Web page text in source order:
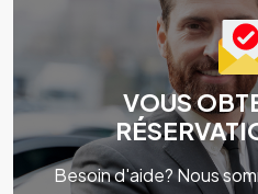
VOUS
Besoin d'aide? Nous